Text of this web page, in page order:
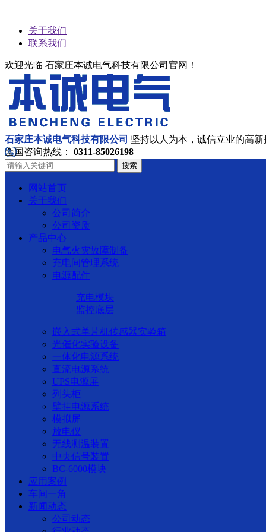
关于我们
联系我们
欢迎光临 石家庄本诚电气科技有限公司官网！
石家庄本诚电气科技有限公司 坚持以人为本，诚信立业的高
全国咨询热线：
0311-85026198
搜索
网站首页
关于我们
公司简介
公司资质
产品中心
电气火灾故障制备
充电间管理系统
电源配件
充电模块
监控底层
嵌入式单片机传感器实验箱
光催化实验设备
一体化电源系统
直流电源系统
UPS电源屏
列头柜
壁挂电源系统
模拟屏
放电仪
无线测温装置
中央信号装置
BC-6000模块
应用案例
车间一角
新闻动态
公司动态